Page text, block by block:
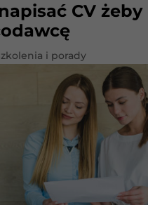
CV
i porady